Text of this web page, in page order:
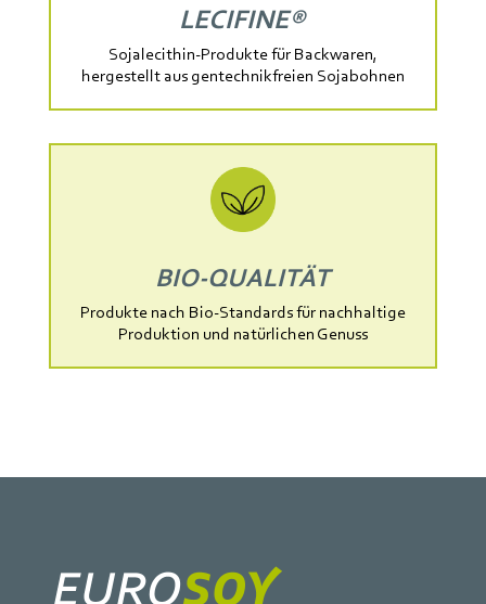
LECIFINE®
Sojalecithin-Produkte für Backwaren,
hergestellt aus gentechnikfreien Sojabohnen
BIO-QUALITÄT
Produkte nach Bio-Standards für nachhaltige
Produktion und natürlichen Genuss